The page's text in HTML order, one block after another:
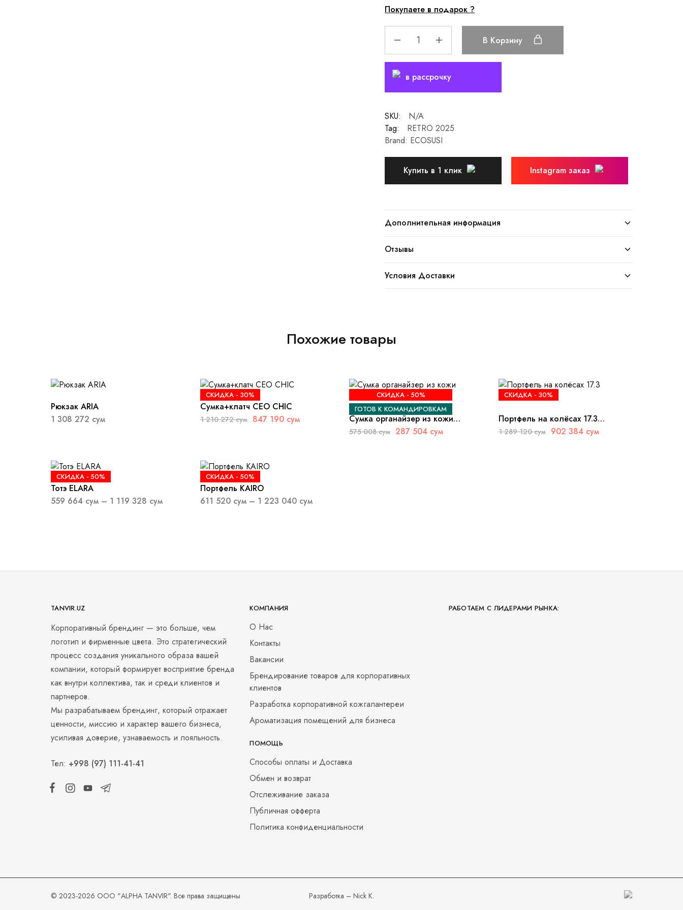
Покупаете в подарок ?
В Корзину
в рассрочку
SKU:
N/A
Tag:
RETRO 2025
Brand: ECOSUSI
Купить в 1 клик Instagram заказ
Дополнительная информация
Отзывы
Условия Доставки
Похожие товары
Рюкзак ARIA
1 308 272 сум
СКИДКА -30%
Сумка+клатч CEO CHIC
1 210 272сум 847 190 сум
СКИДКА -50%
ГОТОВ К КОМАНДИРОВКАМ
Сумка органайзер из кожи
Xanadu
575 008сум 287 504 сум
СКИДКА -30%
Портфель на колёсах 17.3
TravelPro
1 289 120сум 902 384 сум
СКИДКА - 50%
Тотэ ELARA
559 664 сум – 1 119 328 сум
СКИДКА -50%
Портфель KAIRO
611 520 сум – 1 223 040 сум
TANVIR.UZ
Корпоративный брендинг — это больше, чем
логотип и фирменные цвета. Это стратегический
процесс создания уникального образа вашей
компании, который формирует восприятие бренда
как внутри коллектива, так и среди клиентов и
партнеров.
Мы разрабатываем брендинг, который отражает
ценности, миссию и характер вашего бизнеса,
усиливая доверие, узнаваемость и лояльность.
Тел: +998 (97) 111-41-41
КОМПАНИЯ
О Нас
Контакты
Вакансии
Брендирование товаров для корпоративных
клиентов
Разработка корпоративной кожгалантереи
Ароматизация помещений для бизнеса
ПОМОЩЬ
Способы оплаты и Доставка
Обмен и возврат
Отслеживание заказа
Публичная офферта
Политика конфиденциальности
РАБОТАЕМ С ЛИДЕРАМИ РЫНКА:
© 2023-2026 ООО "ALPHA TANVIR". Все права защищены Разработка – Nick K.